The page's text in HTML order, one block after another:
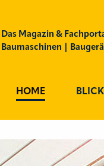
Das Magazin &
Baumaschinen |
HOME